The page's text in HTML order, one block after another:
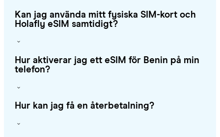
Kan jag använda mitt fysiska SIM-kort och
Holafly eSIM samtidigt?
Hur aktiverar jag ett eSIM för Benin på min
telefon?
Hur kan jag få en återbetalning?